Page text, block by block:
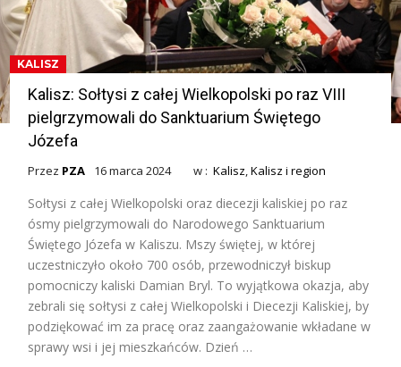
KALISZ
Kalisz: Sołtysi z całej Wielkopolski po raz VIII
pielgrzymowali do Sanktuarium Świętego
Józefa
Przez PZA 16 marca 2024 w :Kalisz,Kalisz i region
Sołtysi z całej Wielkopolski oraz diecezji kaliskiej po raz
ósmy pielgrzymowali do Narodowego Sanktuarium
Świętego Józefa w Kaliszu. Mszy świętej, w której
uczestniczyło około 700 osób, przewodniczył biskup
pomocniczy kaliski Damian Bryl. To wyjątkowa okazja, aby
zebrali się sołtysi z całej Wielkopolski i Diecezji Kaliskiej, by
podziękować im za pracę oraz zaangażowanie wkładane w
sprawy wsi i jej mieszkańców. Dzień …